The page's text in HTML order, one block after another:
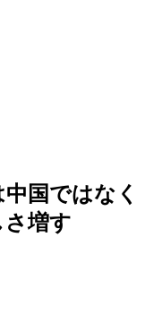
国ではなく
増す